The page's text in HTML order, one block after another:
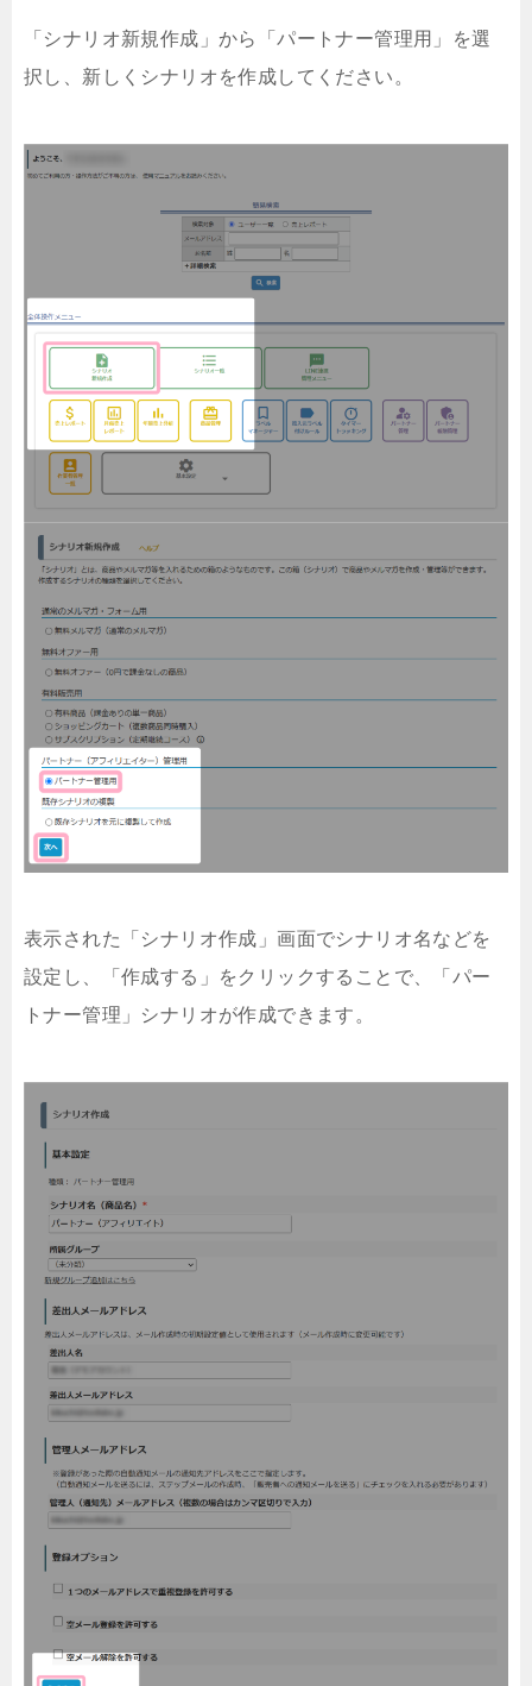
「シナリオ新規作成」から「パートナー管理用」を選
択し、新しくシナリオを作成してください。
表示された「シナリオ作成」画面でシナリオ名などを
設定し、「作成する」をクリックすることで、「パー
トナー管理」シナリオが作成できます。